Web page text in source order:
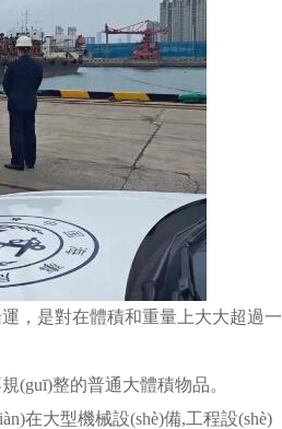
，是對在體積和重量上大大超過一
整的普通大體積物品。
在大型機械設(shè)備,工程設(shè)